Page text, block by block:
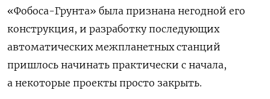
«Фобоса-Грунта» была признана негодной его
конструкция, и разработку последующих
автоматических межпланетных станций
пришлось начинать практически с начала,
а некоторые проекты просто закрыть.